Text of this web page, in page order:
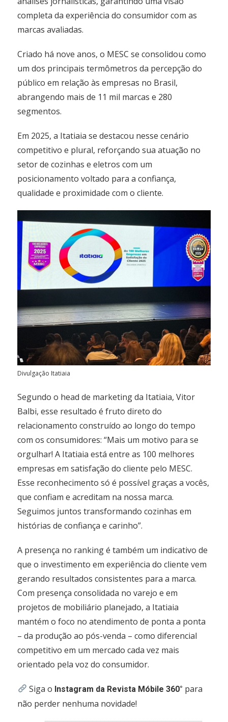
completa da experiência do consumidor com as
marcas avaliadas.
Criado há nove anos, o MESC se consolidou como
um dos principais termômetros da percepção do
público em relação às empresas no Brasil,
abrangendo mais de 11 mil marcas e 280
segmentos.
Em 2025, a Itatiaia se destacou nesse cenário
competitivo e plural, reforçando sua atuação no
setor de cozinhas e eletros com um
posicionamento voltado para a confiança,
qualidade e proximidade com o cliente.
Divulgação Itatiaia
Segundo o head de marketing da Itatiaia, Vitor
Balbi, esse resultado é fruto direto do
relacionamento construído ao longo do tempo
com os consumidores: “Mais um motivo para se
orgulhar! A Itatiaia está entre as 100 melhores
empresas em satisfação do cliente pelo MESC.
Esse reconhecimento só é possível graças a vocês,
que confiam e acreditam na nossa marca.
Seguimos juntos transformando cozinhas em
histórias de confiança e carinho”.
A presença no ranking é também um indicativo de
que o investimento em experiência do cliente vem
gerando resultados consistentes para a marca.
Com presença consolidada no varejo e em
projetos de mobiliário planejado, a Itatiaia
mantém o foco no atendimento de ponta a ponta
– da produção ao pós-venda – como diferencial
competitivo em um mercado cada vez mais
orientado pela voz do consumidor.
Siga o Instagram da Revista Móbile 360° para
não perder nenhuma novidade!